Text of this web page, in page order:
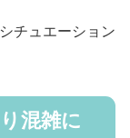
チュエーション
混雑に